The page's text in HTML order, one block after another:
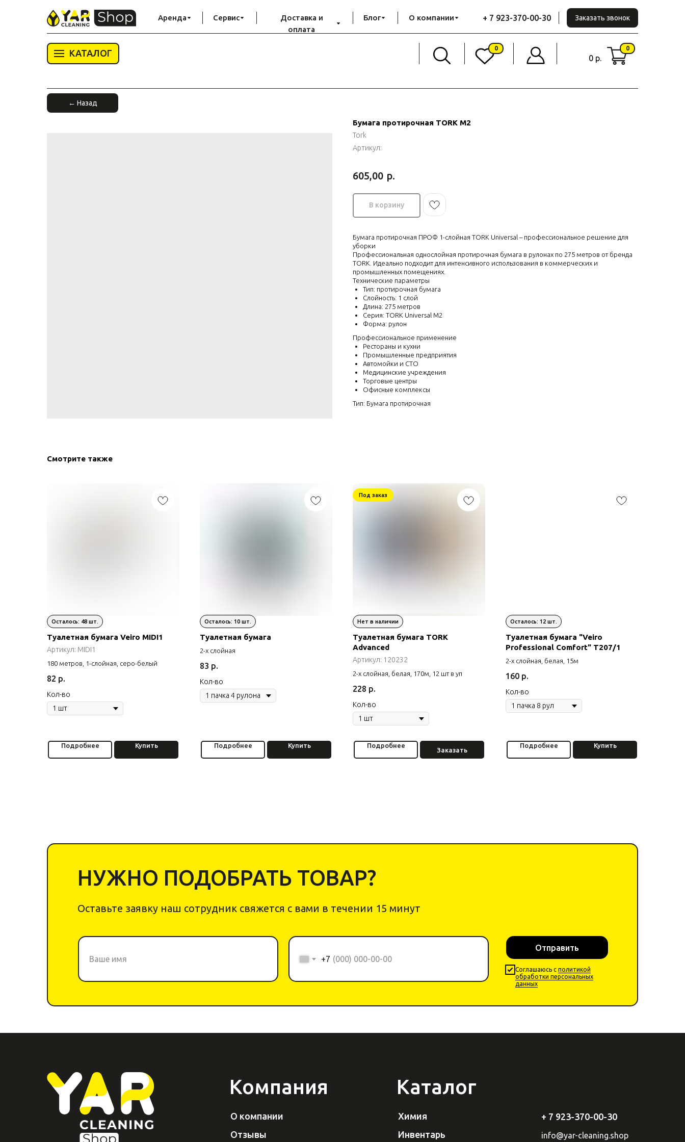
Заказать звонок
Блог О компании
Доставка и
оплата
+ 7 923-370-00-30
Сервис
Аренда
КАТАЛОГ 0 р.
0
0
← Назад
Бумага протирочная TORK M2
Tork
Артикул:
605,00 р.
В корзину
Бумага протирочная ПРОФ 1-слойная TORK Universal – профессиональное решение для
уборки
Профессиональная однослойная протирочная бумага в рулонах по 275 метров от бренда
TORK. Идеально подходит для интенсивного использования в коммерческих и
промышленных помещениях.
Технические параметры
Тип: протирочная бумага
Слойность: 1 слой
Длина: 275 метров
Серия: TORK Universal М2
Форма: рулон
Профессиональное применение
Рестораны и кухни
Промышленные предприятия
Автомойки и СТО
Медицинские учреждения
Торговые центры
Офисные комплексы
Тип: Бумага протирочная
Смотрите также
Туалетная бумага Veiro MIDI1
Артикул: MIDI1
180 метров, 1-слойная, серо-белый
82 р.
Кол-во
Подробнее Купить
Туалетная бумага
2-х слойная
83 р.
Кол-во
Подробнее Купить
Под заказ
Туалетная бумага TORK
Advanced
Артикул: 120232
2-х слойная, белая, 170м, 12 шт в уп
228 р.
Кол-во
Подробнее
Заказать
Туалетная бумага "Veiro
Professional Comfort" T207/1
2-х слойная, белая, 15м
160 р.
Кол-во
Подробнее Купить
НУЖНО ПОДОБРАТЬ ТОВАР?
+7
Оставьте заявку наш сотрудник свяжется с вами в течении 15 минут
Cоглашаюсь с политикой
обработки персональных
данных
Отправить
+ 7 923-370-00-30
info@yar-cleaning.shop
Компания
О компании
Отзывы
Каталог
Химия
Инвентарь